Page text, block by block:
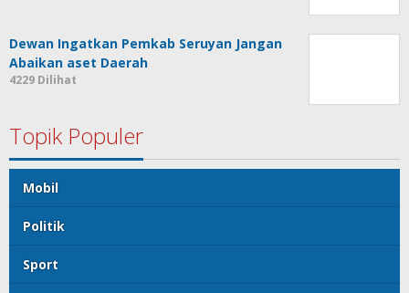
Dewan Ingatkan Pemkab Seruyan Jangan
Abaikan aset Daerah
4229 Dilihat
Topik Populer
Mobil
Politik
Sport